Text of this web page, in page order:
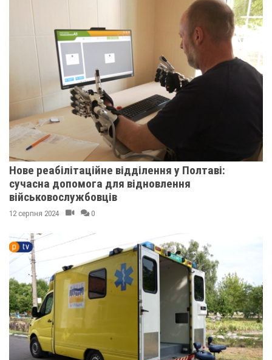
Нове реабілітаційне відділення у Полтаві:
сучасна допомога для відновлення
військовослужбовців
12 серпня 2024 0